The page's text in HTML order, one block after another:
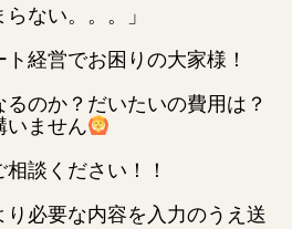
ない。。。」
経営でお困りの大家様！
のか？だいたいの費用は？
いません
談ください！！
必要な内容を入力のうえ送